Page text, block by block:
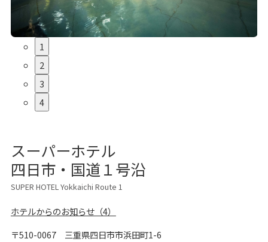
1
2
3
4
スーパーホテル
四日市・国道１号沿
SUPER HOTEL Yokkaichi Route 1
ホテルからのお知らせ（4）
〒510-0067
三重県四日市市浜田町1-6